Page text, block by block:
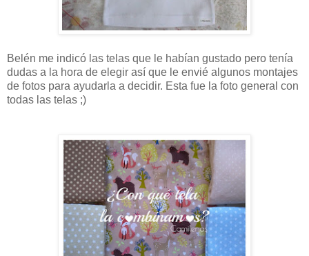
Belén me indicó las telas que le habían gustado pero tenía
dudas a la hora de elegir así que le envié algunos montajes
de fotos para ayudarla a decidir. Esta fue la foto general con
todas las telas ;)